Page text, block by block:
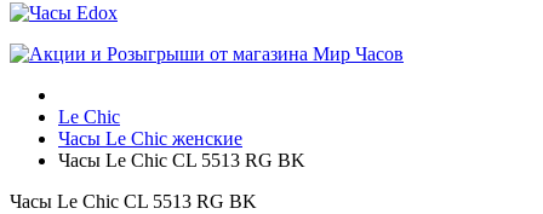
Le Chic
Часы Le Chic женские
Часы Le Chic CL 5513 RG BK
Часы Le Chic CL 5513 RG BK